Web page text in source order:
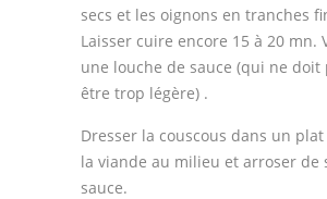
secs et les oignons en tranches
Laisser cuire encore 15 à 20 mn.
une louche de sauce (qui ne doit
être trop légère) .
Dresser la couscous dans un plat
la viande au milieu et arroser de
sauce.